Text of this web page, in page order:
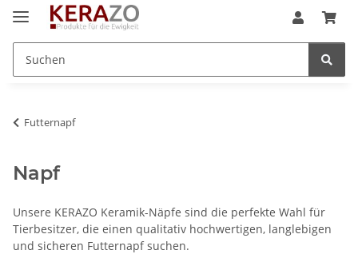
Futternapf
Napf
Unsere KERAZO Keramik-Näpfe sind die perfekte Wahl für
Tierbesitzer, die einen qualitativ hochwertigen, langlebigen
und sicheren Futternapf suchen.